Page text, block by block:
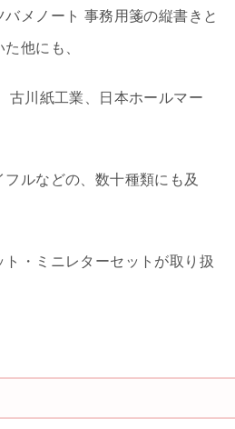
メノート 事務用箋の縦書きと
他にも、
古川紙工業、日本ホールマー
ルなどの、数十種類にも及
・ミニレターセットが取り扱